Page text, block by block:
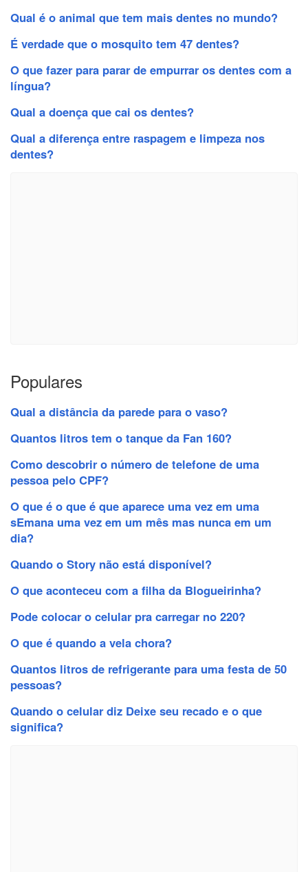
Qual é o animal que tem mais dentes no mundo?
É verdade que o mosquito tem 47 dentes?
O que fazer para parar de empurrar os dentes com a
língua?
Qual a doença que cai os dentes?
Qual a diferença entre raspagem e limpeza nos
dentes?
Populares
Qual a distância da parede para o vaso?
Quantos litros tem o tanque da Fan 160?
Como descobrir o número de telefone de uma
pessoa pelo CPF?
O que é o que é que aparece uma vez em uma
sEmana uma vez em um mês mas nunca em um
dia?
Quando o Story não está disponível?
O que aconteceu com a filha da Blogueirinha?
Pode colocar o celular pra carregar no 220?
O que é quando a vela chora?
Quantos litros de refrigerante para uma festa de 50
pessoas?
Quando o celular diz Deixe seu recado e o que
significa?